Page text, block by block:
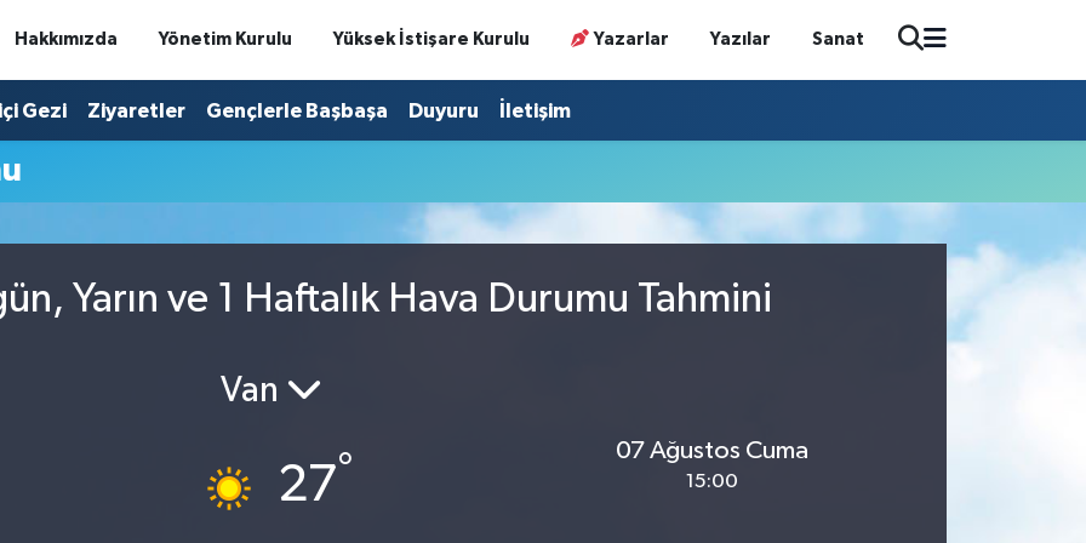
Hakkımızda Yönetim Kurulu Yüksek İstişare Kurulu Yazarlar Yazılar Sanat
Gezi Ziyaretler Gençlerle Başbaşa Duyuru İletişim
Yarın ve 1 Haftalık Hava Durumu Tahmini
Van
27°
07 Ağustos Cuma
15:00